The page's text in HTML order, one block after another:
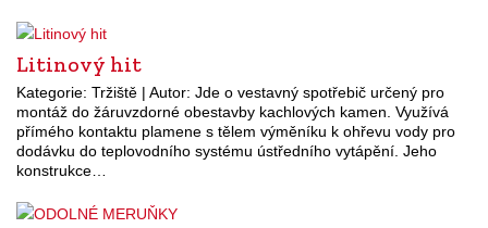
Litinový hit
Kategorie: Tržiště | Autor: Jde o vestavný spotřebič určený pro
montáž do žáruvzdorné obestavby kachlových kamen. Využívá
přímého kontaktu plamene s tělem výměníku k ohřevu vody pro
dodávku do teplovodního systému ústředního vytápění. Jeho
konstrukce…